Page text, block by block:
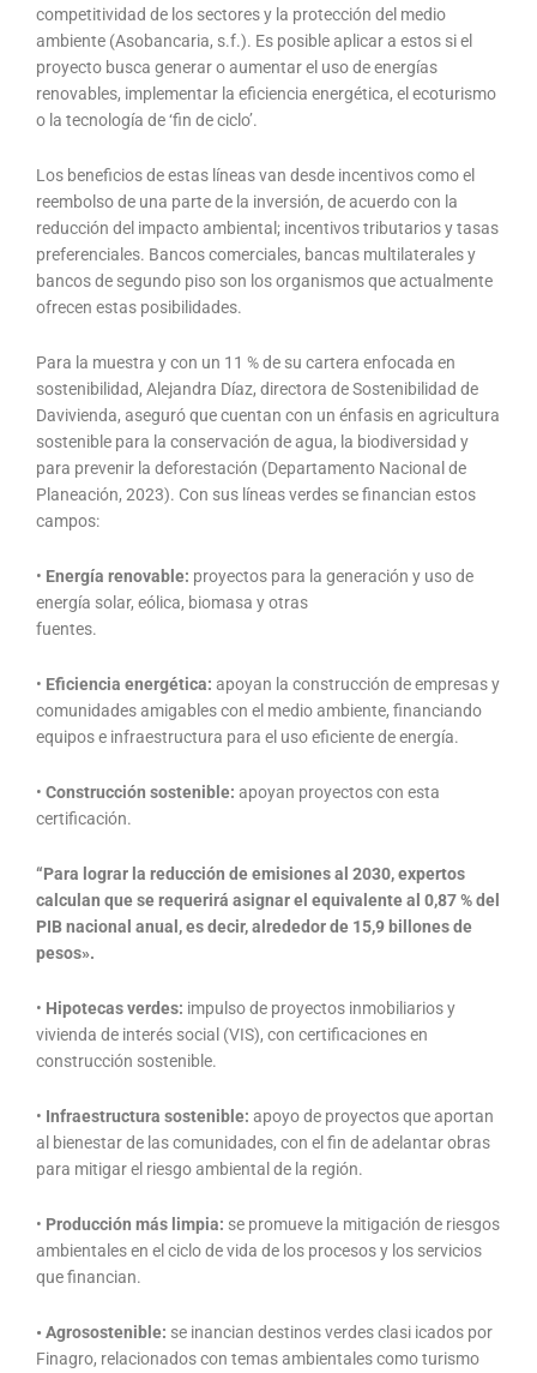
competitividad de los sectores y la protección del medio
ambiente (Asobancaria, s.f.). Es posible aplicar a estos si el
proyecto busca generar o aumentar el uso de energías
renovables, implementar la eficiencia energética, el ecoturismo
o la tecnología de ‘fin de ciclo’.
Los beneficios de estas líneas van desde incentivos como el
reembolso de una parte de la inversión, de acuerdo con la
reducción del impacto ambiental; incentivos tributarios y tasas
preferenciales. Bancos comerciales, bancas multilaterales y
bancos de segundo piso son los organismos que actualmente
ofrecen estas posibilidades.
Para la muestra y con un 11 % de su cartera enfocada en
sostenibilidad, Alejandra Díaz, directora de Sostenibilidad de
Davivienda, aseguró que cuentan con un énfasis en agricultura
sostenible para la conservación de agua, la biodiversidad y
para prevenir la deforestación (Departamento Nacional de
Planeación, 2023). Con sus líneas verdes se financian estos
campos:
• Energía renovable: proyectos para la generación y uso de
energía solar, eólica, biomasa y otras
fuentes.
• Eficiencia energética: apoyan la construcción de empresas y
comunidades amigables con el medio ambiente, financiando
equipos e infraestructura para el uso eficiente de energía.
• Construcción sostenible: apoyan proyectos con esta
certificación.
“Para lograr la reducción de emisiones al 2030, expertos
calculan que se requerirá asignar el equivalente al 0,87 % del
PIB nacional anual, es decir, alrededor de 15,9 billones de
pesos».
• Hipotecas verdes: impulso de proyectos inmobiliarios y
vivienda de interés social (VIS), con certificaciones en
construcción sostenible.
• Infraestructura sostenible: apoyo de proyectos que aportan
al bienestar de las comunidades, con el fin de adelantar obras
para mitigar el riesgo ambiental de la región.
• Producción más limpia: se promueve la mitigación de riesgos
ambientales en el ciclo de vida de los procesos y los servicios
que financian.
• Agrosostenible: se inancian destinos verdes clasi icados por
Finagro, relacionados con temas ambientales como turismo